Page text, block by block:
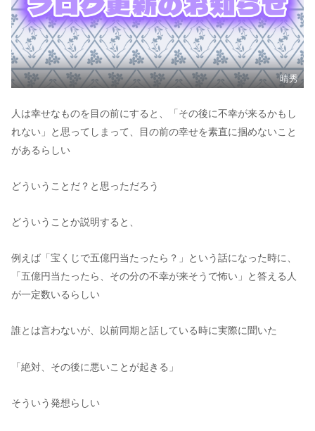
晴秀
人は幸せなものを目の前にすると、「その後に不幸が来るかもし
れない」と思ってしまって、目の前の幸せを素直に掴めないこと
があるらしい
どういうことだ？と思っただろう
どういうことか説明すると、
例えば「宝くじで五億円当たったら？」という話になった時に、
「五億円当たったら、その分の不幸が来そうで怖い」と答える人
が一定数いるらしい
誰とは言わないが、以前同期と話している時に実際に聞いた
「絶対、その後に悪いことが起きる」
そういう発想らしい